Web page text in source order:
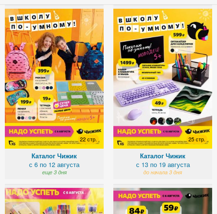
22 стр.
Каталог Чижик
с 6 по 12 августа
еще 3 дня
25 стр.
Каталог Чижик
с 13 по 19 августа
до начала 3 дня